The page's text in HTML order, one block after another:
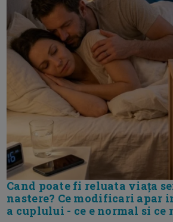
Cand poate fi reluata viața
nastere? Ce modificari apar
a cuplului - ce e normal si ce